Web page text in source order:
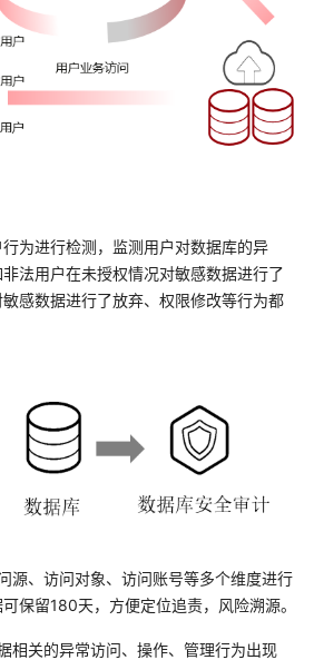
为进行检测，监测用户对数据库的异
法用户在未授权情况对敏感数据进行了
感数据进行了放弃、权限修改等行为都
源、访问对象、访问账号等多个维度进行
保留180天，方便定位追责，风险溯源。
相关的异常访问、操作、管理行为出现